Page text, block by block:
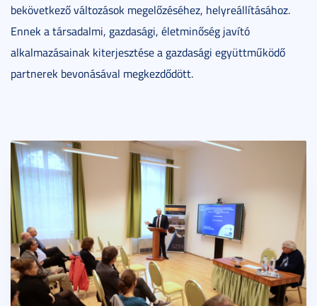
bekövetkező változások megelőzéséhez, helyreállításához.
Ennek a társadalmi, gazdasági, életminőség javító
alkalmazásainak kiterjesztése a gazdasági együttműködő
partnerek bevonásával megkezdődött.